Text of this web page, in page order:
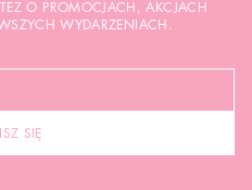
O PROMOCJACH, AKCJACH
WYDARZENIACH.
SIĘ